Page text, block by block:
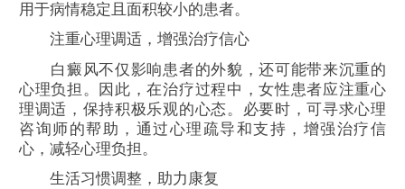
用于病情稳定且面积较小的患者。
注重心理调适，增强治疗信心
白癜风不仅影响患者的外貌，还可能带来沉重的
心理负担。因此，在治疗过程中，女性患者应注重心
理调适，保持积极乐观的心态。必要时，可寻求心理
咨询师的帮助，通过心理疏导和支持，增强治疗信
心，减轻心理负担。
生活习惯调整，助力康复